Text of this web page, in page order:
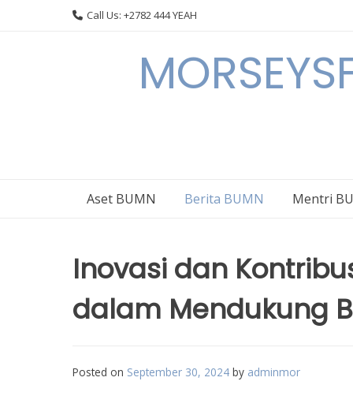
Call Us: +2782 444 YEAH
Aset BUMN Berita BUMN Mentri
Inovasi dan
dalam Mendukung
Posted on September 30, 2024 by adminmor